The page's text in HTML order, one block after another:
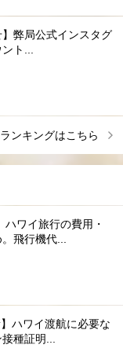
】弊局公式インスタグ
ト...
ンキングはこちら
ハワイ旅行の費用・
飛行機代...
ハワイ渡航に必要な
種証明...